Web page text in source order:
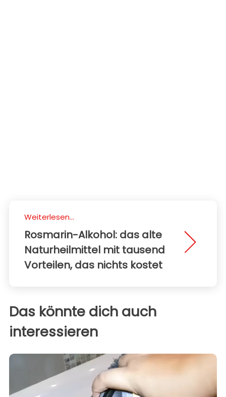
Weiterlesen...
Rosmarin-Alkohol: das alte
Naturheilmittel mit tausend
Vorteilen, das nichts kostet
Das könnte dich auch
interessieren